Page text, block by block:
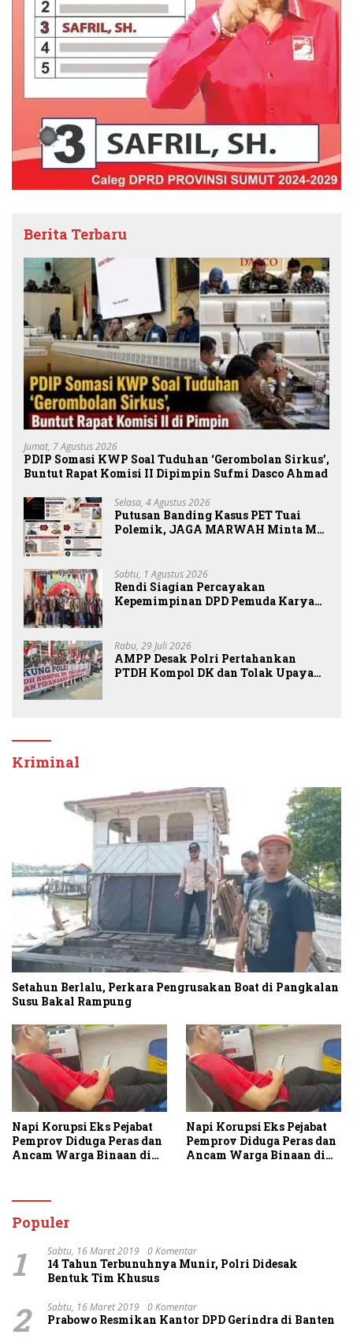
Berita Terbaru
Jumat, 7 Agustus 2026
PDIP Somasi KWP Soal Tuduhan ‘Gerombolan Sirkus’,
Buntut Rapat Komisi II Dipimpin Sufmi Dasco Ahmad
Selasa, 4 Agustus 2026
Putusan Banding Kasus PET Tuai
Polemik, JAGA MARWAH Minta MA
Sabtu, 1 Agustus 2026
Rendi Siagian Percayakan
Kepemimpinan DPD Pemuda Karya
Rabu, 29 Juli 2026
AMPP Desak Polri Pertahankan
PTDH Kompol DK dan Tolak Upaya
Kriminal
Setahun Berlalu, Perkara Pengrusakan Boat di Pangkalan
Susu Bakal Rampung
Napi Korupsi Eks Pejabat
Pemprov Diduga Peras dan
Ancam Warga Binaan di
Napi Korupsi Eks Pejabat
Pemprov Diduga Peras dan
Ancam Warga Binaan di
Populer
1 Sabtu, 16 Maret 2019 0 Komentar
14 Tahun Terbunuhnya Munir, Polri Didesak
Bentuk Tim Khusus
2 Sabtu, 16 Maret 2019 0 Komentar
Prabowo Resmikan Kantor DPD Gerindra di Banten